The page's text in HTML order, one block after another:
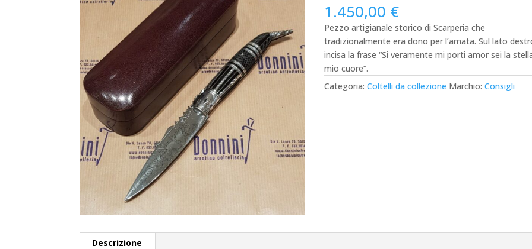
1.450,00 €
Pezzo artigianale storico di Scarperia che
tradizionalmente era dono per l’amata. Sul lato
incisa la frase “Si veramente mi porti amor sei la
mio cuore”.
Categoria:Coltelli da collezione Marchio:Consigli
Descrizione